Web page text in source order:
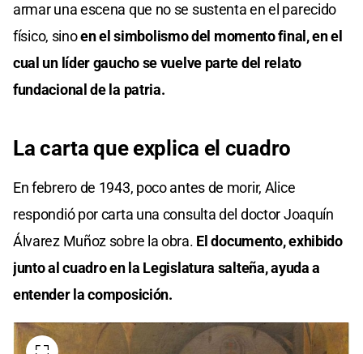
armar una escena que no se sustenta en el parecido
físico, sinoen el simbolismo del momento final, en el
cual un líder gaucho se vuelve parte del relato
fundacional de la patria.
La carta que explica el cuadro
En febrero de 1943, poco antes de morir, Alice
respondió por carta una consulta del doctor Joaquín
Álvarez Muñoz sobre la obra. El documento, exhibido
junto al cuadro en la Legislatura salteña, ayuda a
entender la composición.